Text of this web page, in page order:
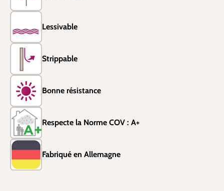
Lessivable
Strippable
Bonne résistance
Respecte la Norme COV : A+
Fabriqué en Allemagne